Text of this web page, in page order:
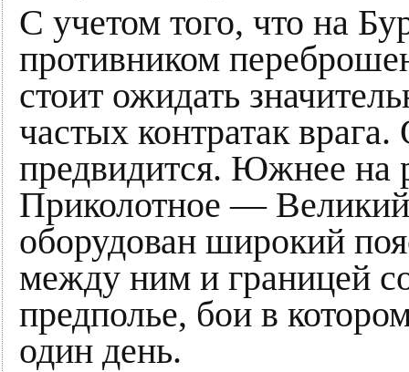
С учетом того, что на
противником
стоит ожидать
частых контратак
предвидится. Южнее
Приколотное —
оборудован широкий
между ним и границей
предполье, бои в
один день.